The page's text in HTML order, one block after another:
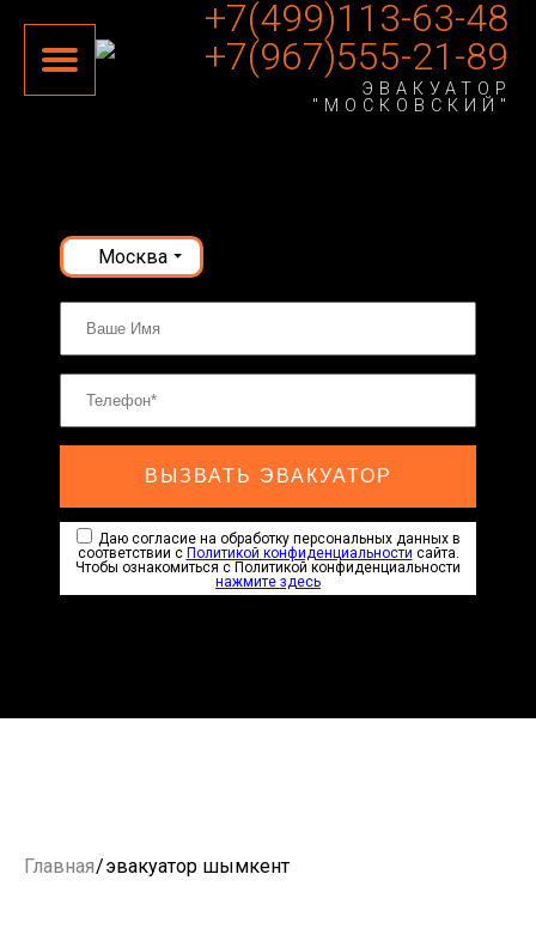
+7(499)113-63-48
+7(967)555-21-89
ЭВАКУАТОР
"МОСКОВСКИЙ"
Москва
ВЫЗВАТЬ ЭВАКУАТОР
Даю согласие на обработку персональных данных в
соответствии с Политикой конфиденциальности сайта.
Чтобы ознакомиться с Политикой конфиденциальности
нажмите здесь
Главная/эвакуатор шымкент